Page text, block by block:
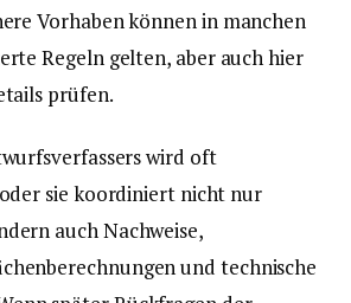
Vorhaben können in manchen
Regeln gelten, aber auch hier
prüfen.
wird oft
sie koordiniert nicht nur
auch Nachweise,
und technische